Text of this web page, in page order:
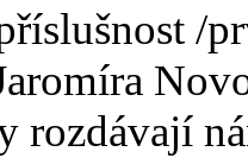
/
rozdávají